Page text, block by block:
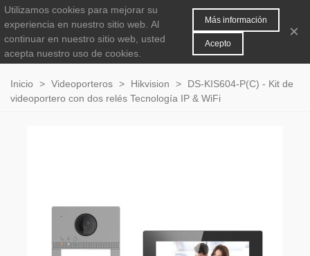
0
Inicio > Videoporteros > Hikvision >
DS-KIS604-P(C) - Kit de
videoportero con dos relés Tecnología IP & WiFi
Utilizamos cookies para mejorar su
experiencia en nuestro sitio web. Al
continuar en nuestro sitio web, usted
acepta nuestro uso de cookies.
Más información
Acepto
×